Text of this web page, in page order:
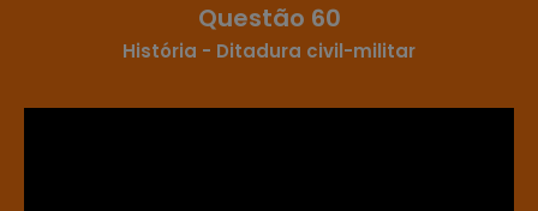
Questão 60
História - Ditadura civil-militar